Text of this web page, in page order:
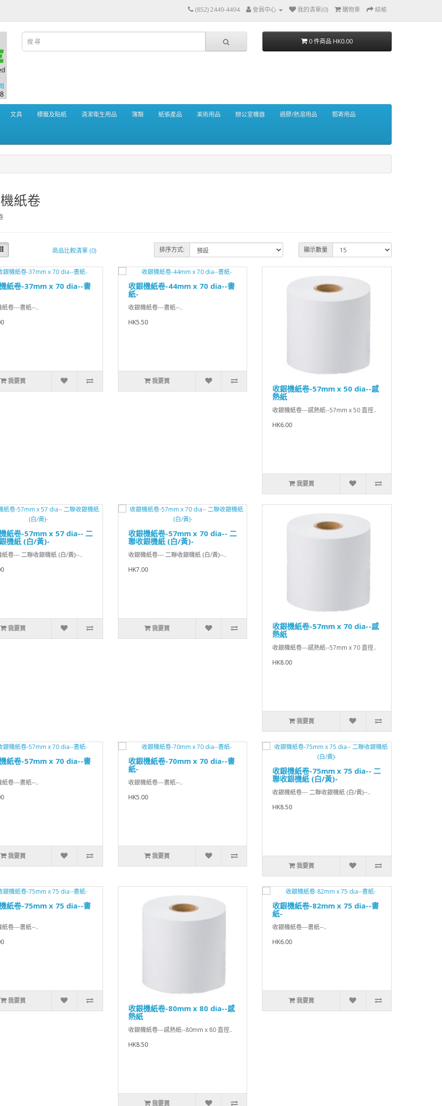
(852) 2449-4494 會員中心 我的清單(0) 購物車 結帳
0 件商品 HK0.00
文具 標籤及貼紙 清潔衛生用品 簿類 紙張產品 美術用品 辦公室機器 過膠/熱溶用品 郵寄用品
紙卷
商品比較清單 (0) 排序方式: 顯示數量
紙卷-37mm x 70 dia--書
卷---書紙--..
我要買
收銀機紙卷-44mm x 70 dia--書
紙-
收銀機紙卷---書紙--..
HK5.50
我要買
收銀機紙卷-57mm x 50 dia--感
熱紙
收銀機紙卷---感熱紙--57mm x 50 直徑..
HK6.00
我要買
紙卷-57mm x 57 dia-- 二
機紙 (白/黃)-
卷--- 二聯收銀機紙 (白/黃)--..
我要買
收銀機紙卷-57mm x 70 dia-- 二
聯收銀機紙 (白/黃)-
收銀機紙卷--- 二聯收銀機紙 (白/黃)--..
HK7.00
我要買
收銀機紙卷-57mm x 70 dia--感
熱紙
收銀機紙卷---感熱紙--57mm x 70 直徑..
HK8.00
我要買
紙卷-57mm x 70 dia--書
卷---書紙--..
我要買
收銀機紙卷-70mm x 70 dia--書
紙-
收銀機紙卷---書紙--..
HK5.00
我要買
收銀機紙卷-75mm x 75 dia-- 二
聯收銀機紙 (白/黃)-
收銀機紙卷--- 二聯收銀機紙 (白/黃)--..
HK8.50
我要買
紙卷-75mm x 75 dia--書
卷---書紙--..
我要買
收銀機紙卷-80mm x 80 dia--感
熱紙
收銀機紙卷---感熱紙--80mm x 80 直徑..
HK8.50
我要買
收銀機紙卷-82mm x 75 dia--書
紙-
收銀機紙卷---書紙--..
HK6.00
我要買